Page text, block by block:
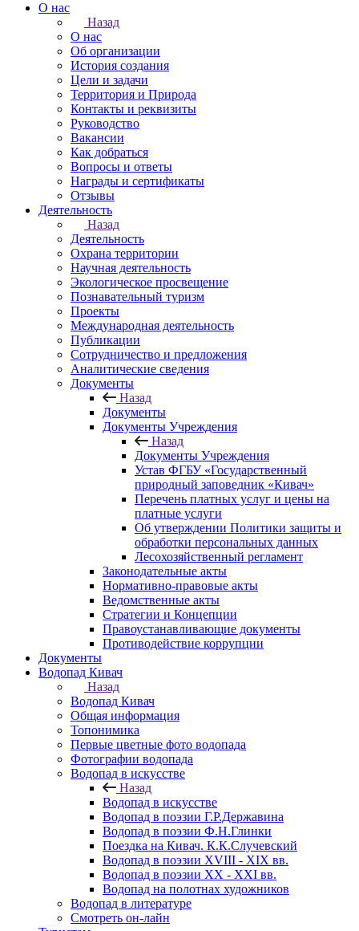
О нас
Назад
О нас
Об организации
История создания
Цели и задачи
Территория и Природа
Контакты и реквизиты
Руководство
Вакансии
Как добраться
Вопросы и ответы
Награды и сертификаты
Отзывы
Деятельность
Назад
Деятельность
Охрана территории
Научная деятельность
Экологическое просвещение
Познавательный туризм
Проекты
Международная деятельность
Публикации
Сотрудничество и предложения
Аналитические сведения
Документы
Назад
Документы
Документы Учреждения
Назад
Документы Учреждения
Устав ФГБУ «Государственный
природный заповедник «Кивач»
Перечень платных услуг и цены на
платные услуги
Об утверждении Политики защиты и
обработки персональных данных
Лесохозяйственный регламент
Законодательные акты
Нормативно-правовые акты
Ведомственные акты
Стратегии и Концепции
Правоустанавливающие документы
Противодействие коррупции
Документы
Водопад Кивач
Назад
Водопад Кивач
Общая информация
Топонимика
Первые цветные фото водопада
Фотографии водопада
Водопад в искусстве
Назад
Водопад в искусстве
Водопад в поэзии Г.Р.Державина
Водопад в поэзии Ф.Н.Глинки
Поездка на Кивач. К.К.Случевский
Водопад в поэзии XVIII - XIX вв.
Водопад в поэзии XX - XXI вв.
Водопад на полотнах художников
Водопад в литературе
Смотреть он-лайн